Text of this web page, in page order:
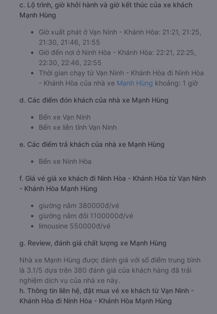
c. Lộ trình, giờ khởi hành và giờ kết thúc của xe khách
Mạnh Hùng
Giờ xuất phát ở Vạn Ninh - Khánh Hòa: 21:21, 21:25,
21:30, 21:46, 21:55
Giờ đến nơi ở Ninh Hòa - Khánh Hòa: 22:21, 22:25,
22:30, 22:46, 22:55
Thời gian chạy từ Vạn Ninh - Khánh Hòa đi Ninh Hòa
- Khánh Hòa của nhà xe Mạnh Hùng khoảng: 1 giờ
d. Các điểm đón khách của nhà xe Mạnh Hùng
Bến xe Vạn Ninh
Bến xe liên tỉnh Vạn Ninh
e. Các điểm trả khách của nhà xe Mạnh Hùng
Bến xe Ninh Hòa
f. Giá vé giá xe khách đi Ninh Hòa - Khánh Hòa từ Vạn Ninh
- Khánh Hòa Mạnh Hùng
giường nằm 380000đ/vé
giường nằm đôi 1100000đ/vé
limousine 550000đ/vé
g. Review, đánh giá chất lượng xe Mạnh Hùng
Nhà xe Mạnh Hùng được đánh giá với số điểm trung bình
là 3.1/5 dựa trên 380 đánh giá của khách hàng đã trải
nghiệm dịch vụ của nhà xe này.
h. Thông tin liên hệ, đặt mua vé xe khách từ Vạn Ninh -
Khánh Hòa đi Ninh Hòa - Khánh Hòa Mạnh Hùng